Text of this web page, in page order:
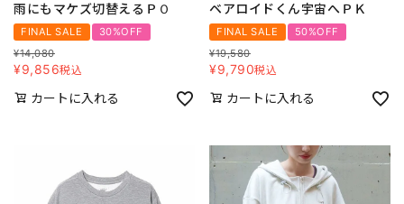
雨にもマケズ切替えるＰＯ
FINAL SALE
30%OFF
¥14,080
¥9,856税込
カートに入れる
ベアロイドくん宇宙へＰＫ
FINAL SALE
50%OFF
¥19,580
¥9,790税込
カートに入れる